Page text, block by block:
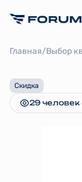
Главная/Выбор
Ипотекаот 25 887
Скидка
29 человек